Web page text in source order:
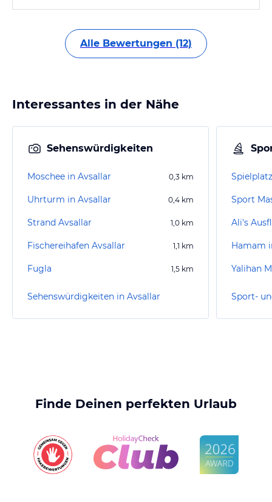
Alle Bewertungen (12)
Interessantes in der Nähe
Sehenswürdigkeiten
Moschee in Avsallar 0,3 km
Uhrturm in Avsallar 0,4 km
Strand Avsallar 1,0 km
Fischereihafen Avsallar 1,1 km
Fugla 1,5 km
Sehenswürdigkeiten in Avsallar
Spielplatz
Ali's
Hamam
Yalihan
Sport-
Finde Deinen perfekten Urlaub